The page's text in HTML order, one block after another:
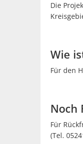
Die
Wie
Für den
Noch
Für
(Tel.